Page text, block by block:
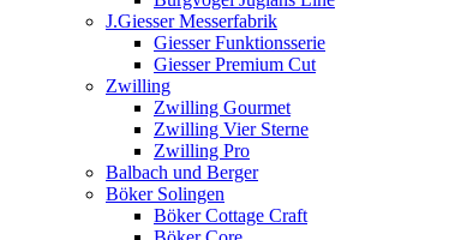
J.Giesser Messerfabrik
Giesser Funktionsserie
Giesser Premium Cut
Zwilling
Zwilling Gourmet
Zwilling Vier Sterne
Zwilling Pro
Balbach und Berger
Böker Solingen
Böker Cottage Craft